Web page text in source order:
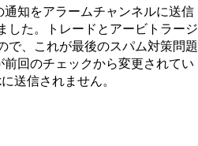
知をアラームチャンネルに送信
した。トレードとアービトラージ
で、これが最後のスパム対策問題
回のチェックから変更されてい
送信されません。